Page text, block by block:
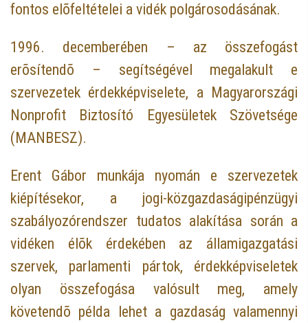
fontos elõfeltételei a vidék polgárosodásának.
1996. decemberében – az összefogást
erõsítendõ – segítségével megalakult e
szervezetek érdekképviselete, a Magyarországi
Nonprofit Biztosító Egyesületek Szövetsége
(MANBESZ).
Erent Gábor munkája nyomán e szervezetek
kiépítésekor, a jogi-közgazdaságipénzügyi
szabályozórendszer tudatos alakítása során a
vidéken élõk érdekében az államigazgatási
szervek, parlamenti pártok, érdekképviseletek
olyan összefogása valósult meg, amely
követendõ példa lehet a gazdaság valamennyi